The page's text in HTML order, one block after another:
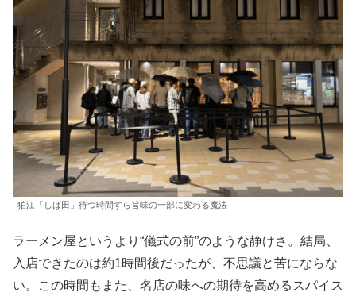
狛江「しば田」待つ時間すら旨味の一部に変わる魔法
ラーメン屋というより“儀式の前”のような静けさ。結局、
入店できたのは約1時間後だったが、不思議と苦にならな
い。この時間もまた、名店の味への期待を高めるスパイス